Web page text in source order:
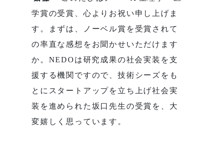
学賞の受賞、心よりお祝い申し上げま
す。まずは、ノーベル賞を受賞されて
の率直な感想をお聞かせいただけます
か。NEDOは研究成果の社会実装を支
援する機関ですので、技術シーズをも
とにスタートアップを立ち上げ社会実
装を進められた坂口先生の受賞を、大
変嬉しく思っています。